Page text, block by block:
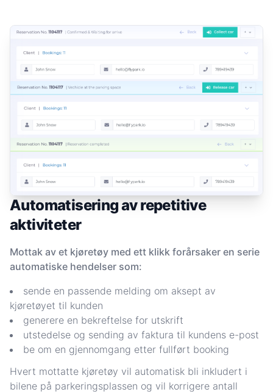
Automatisering av repetitive
aktiviteter
Mottak av et kjøretøy med ett klikk forårsaker en serie
automatiske hendelser som:
sende en passende melding om aksept av
kjøretøyet til kunden
generere en bekreftelse for utskrift
utstedelse og sending av faktura til kundens e-post
be om en gjennomgang etter fullført booking
Hvert mottatte kjøretøy vil automatisk bli inkludert i
bilene på parkeringsplassen og vil korrigere antall